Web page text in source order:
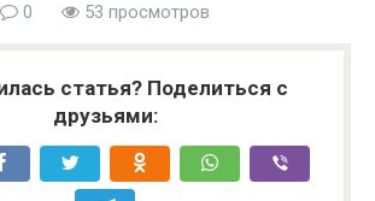
0 53 просмотров
статья? Поделиться с
друзьями: